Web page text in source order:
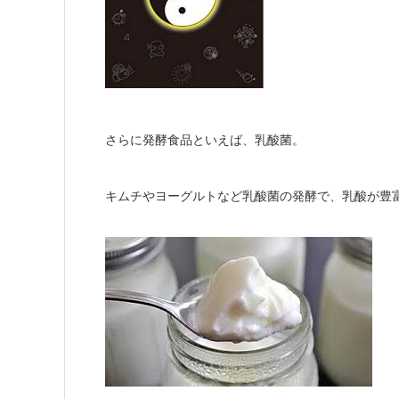
さらに発酵食品といえば、乳酸菌。
キムチやヨーグルトなど乳酸菌の発酵で、乳酸が豊